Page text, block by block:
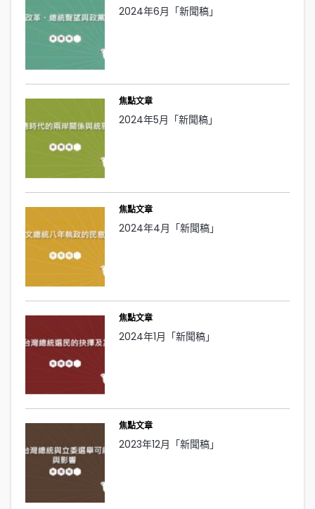
2024年6月「新聞稿」
焦點文章
2024年5月「新聞稿」
焦點文章
2024年4月「新聞稿」
焦點文章
2024年1月「新聞稿」
焦點文章
2023年12月「新聞稿」